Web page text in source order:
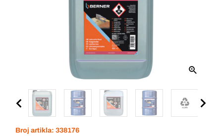
Broj artikla: 338176